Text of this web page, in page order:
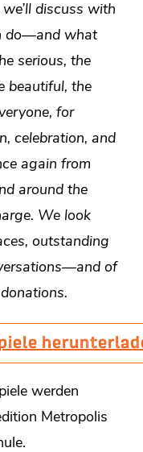
discuss with
do—and what
serious, the
beautiful, the
for
celebration, and
again from
around the
We look
outstanding
of
werden
Metropolis